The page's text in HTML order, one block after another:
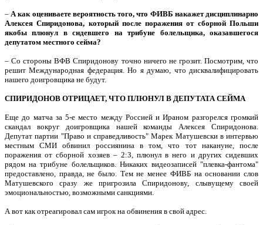
–А как оцениваете вероятность того, что ФИВБ накажет дисциплинарно
Алексея Спиридонова, который после поражения от сборной Польши
якобы плюнул в сидевшего на трибуне болельщика, оказавшегося
депутатом местного сейма?
– Со стороны ВФВ Спиридонову точно ничего не грозит. Посмотрим, что
решит Международная федерация. Но я думаю, что дисквалифицировать
нашего доигровщика не будут.
СПИРИДОНОВ ОТРИЦАЕТ, ЧТО ПЛЮНУЛ В ДЕПУТАТА СЕЙМА
Еще до матча за 5-е место между Россией и Ираном разгорелся громкий
скандал вокруг доигровщика нашей команды Алексея Спиридонова.
Депутат партии "Право и справедливость" Марек Матушевски в интервью
местным СМИ обвинил россиянина в том, что тот накануне, после
поражения от сборной хозяев – 2:3, плюнул в него и других сидевших
рядом на трибуне болельщиков. Никаких видеозаписей "плевка-фантома"
предоставлено, правда, не было. Тем не менее ФИВБ на основании слов
Матушевского сразу же пригрозила Спиридонову, слывущему своей
эмоциональностью, возможными санкциями.
А вот как отреагировал сам игрок на обвинения в свой адрес.